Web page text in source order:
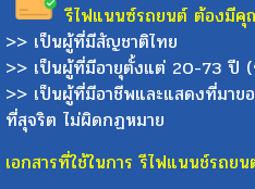
รีไฟแนนซ์รถยนต์ ต้องมี
>> เป็นผู้ที่มีสัญชาติไทย
>> เป็นผู้ที่มีอายุตั้งแต่ 20-73 ปี (
>> เป็นผู้ที่มีอาชีพและแสดงที่มาข
ที่สุจริต ไม่ผิดกฏหมาย
เอกสารที่ใช้ในการ รีไฟแนนช์รถย